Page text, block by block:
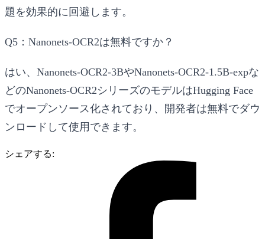
題を効果的に回避します。
Q5：Nanonets-OCR2は無料ですか？
はい、Nanonets-OCR2-3BやNanonets-OCR2-1.5B-expな
どのNanonets-OCR2シリーズのモデルはHugging Face
でオープンソース化されており、開発者は無料でダウ
ンロードして使用できます。
シェアする: